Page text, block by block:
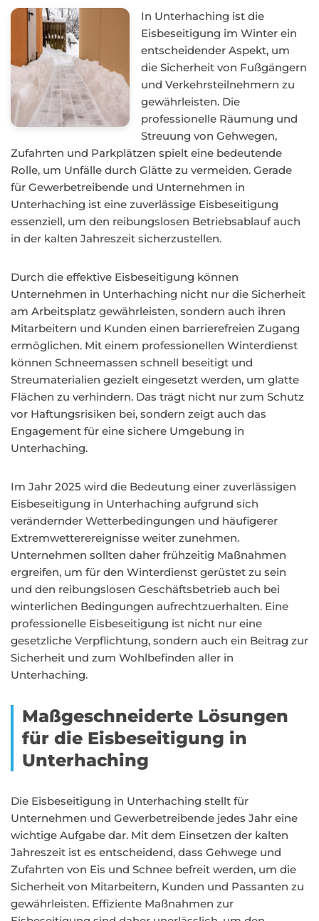
In Unterhaching ist die
Eisbeseitigung im Winter ein
entscheidender Aspekt, um
die Sicherheit von Fußgängern
und Verkehrsteilnehmern zu
gewährleisten. Die
professionelle Räumung und
Streuung von Gehwegen,
Zufahrten und Parkplätzen spielt eine bedeutende
Rolle, um Unfälle durch Glätte zu vermeiden. Gerade
für Gewerbetreibende und Unternehmen in
Unterhaching ist eine zuverlässige Eisbeseitigung
essenziell, um den reibungslosen Betriebsablauf auch
in der kalten Jahreszeit sicherzustellen.
Durch die effektive Eisbeseitigung können
Unternehmen in Unterhaching nicht nur die Sicherheit
am Arbeitsplatz gewährleisten, sondern auch ihren
Mitarbeitern und Kunden einen barrierefreien Zugang
ermöglichen. Mit einem professionellen Winterdienst
können Schneemassen schnell beseitigt und
Streumaterialien gezielt eingesetzt werden, um glatte
Flächen zu verhindern. Das trägt nicht nur zum Schutz
vor Haftungsrisiken bei, sondern zeigt auch das
Engagement für eine sichere Umgebung in
Unterhaching.
Im Jahr 2025 wird die Bedeutung einer zuverlässigen
Eisbeseitigung in Unterhaching aufgrund sich
verändernder Wetterbedingungen und häufigerer
Extremwetterereignisse weiter zunehmen.
Unternehmen sollten daher frühzeitig Maßnahmen
ergreifen, um für den Winterdienst gerüstet zu sein
und den reibungslosen Geschäftsbetrieb auch bei
winterlichen Bedingungen aufrechtzuerhalten. Eine
professionelle Eisbeseitigung ist nicht nur eine
gesetzliche Verpflichtung, sondern auch ein Beitrag zur
Sicherheit und zum Wohlbefinden aller in
Unterhaching.
Maßgeschneiderte Lösungen
für die Eisbeseitigung in
Unterhaching
Die Eisbeseitigung in Unterhaching stellt für
Unternehmen und Gewerbetreibende jedes Jahr eine
wichtige Aufgabe dar. Mit dem Einsetzen der kalten
Jahreszeit ist es entscheidend, dass Gehwege und
Zufahrten von Eis und Schnee befreit werden, um die
Sicherheit von Mitarbeitern, Kunden und Passanten zu
gewährleisten. Effiziente Maßnahmen zur